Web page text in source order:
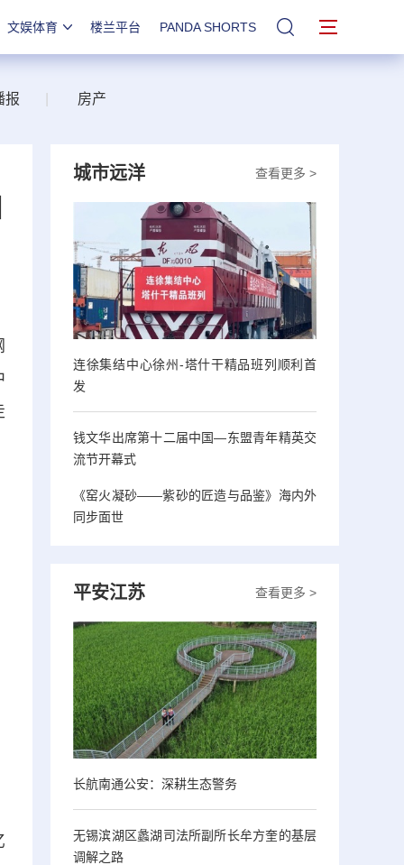
文娱体育 楼兰平台 PANDA SHORTS 站内搜索
报 房产
查看更多 >
城市远洋
连徐集结中心徐州-塔什干精品班列顺利首
发
钱文华出席第十二届中国—东盟青年精英交
流节开幕式
《窑火凝砂——紫砂的匠造与品鉴》海内外
同步面世
查看更多 >
平安江苏
长航南通公安：深耕生态警务
无锡滨湖区蠡湖司法所副所长牟方奎的基层
调解之路